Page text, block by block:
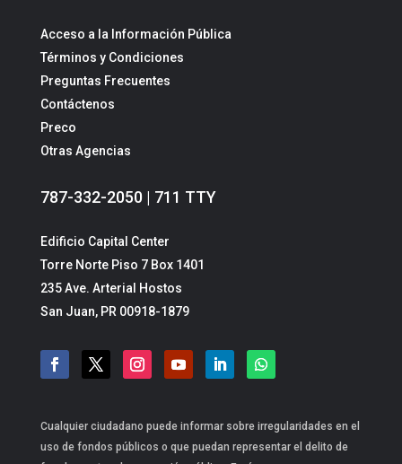
Acceso a la Información Pública
Términos y Condiciones
Preguntas Frecuentes
Contáctenos
Preco
Otras Agencias
787-332-2050 | 711 TTY
Edificio Capital Center
Torre Norte Piso 7 Box 1401
235 Ave. Arterial Hostos
San Juan, PR 00918-1879
Cualquier ciudadano puede informar sobre irregularidades en el
uso de fondos públicos o que puedan representar el delito de